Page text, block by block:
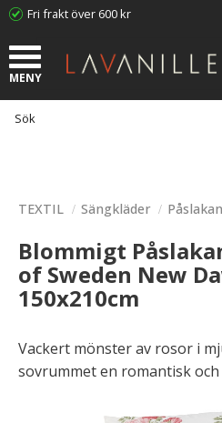
Fri frakt över 600 kr
TEXTIL Sängkläder Påslakan
Blommigt
of Sweden New
150x210cm
Vackert mönster av rosor i
sovrummet en romantisk